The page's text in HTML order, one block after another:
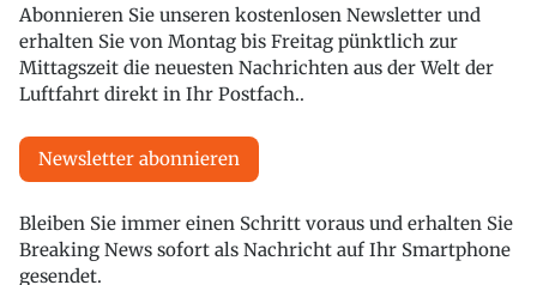
Abonnieren Sie unseren kostenlosen Newsletter und
erhalten Sie von Montag bis Freitag pünktlich zur
Mittagszeit die neuesten Nachrichten aus der Welt der
Luftfahrt direkt in Ihr Postfach..
Newsletter abonnieren
Bleiben Sie immer einen Schritt voraus und erhalten Sie
Breaking News sofort als Nachricht auf Ihr Smartphone
gesendet.